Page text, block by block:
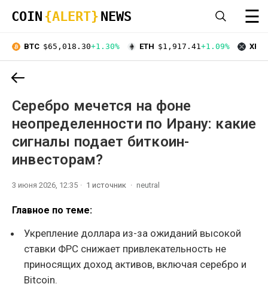
COIN {ALERT} NEWS ☰
BTC $65,018.30+1.30% ETH $1,917.41+1.09% XRP
Серебро мечется на фоне
неопределенности по Ирану: какие
сигналы подает биткоин-
инвесторам?
3 июня 2026, 12:35 1 источник neutral
Главное по теме:
Укрепление доллара из-за ожиданий высокой
ставки ФРС снижает привлекательность не
приносящих доход активов, включая серебро и
Bitcoin.